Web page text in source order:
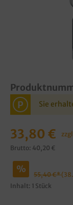
P Sie
33,80 €
Brutto: 40,20 €
% 55,40 €*
Inhalt: 1 Stück